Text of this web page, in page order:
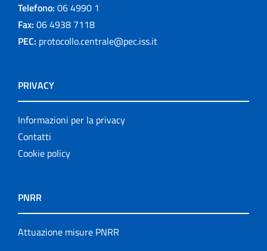
Telefono: 06 4990 1
Fax: 06 4938 7118
PEC: protocollo.centrale@pec.iss.it
PRIVACY
Informazioni per la privacy
Contatti
Cookie policy
PNRR
Attuazione misure PNRR